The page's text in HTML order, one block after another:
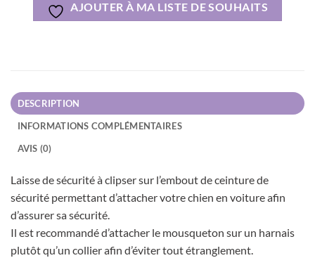
AJOUTER À MA LISTE DE SOUHAITS
DESCRIPTION
INFORMATIONS COMPLÉMENTAIRES
AVIS (0)
Laisse de sécurité à clipser sur l’embout de ceinture de
sécurité permettant d’attacher votre chien en voiture afin
d’assurer sa sécurité.
Il est recommandé d’attacher le mousqueton sur un harnais
plutôt qu’un collier afin d’éviter tout étranglement.